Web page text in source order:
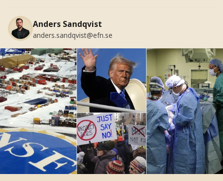
Anders Sandqvist
anders.sandqvist@efn.se